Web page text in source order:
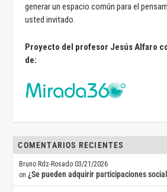
generar un espacio común para el
usted invitado.
Proyecto del profesor Jesús Alfaro
de:
COMENTARIOS RECIENTES
Bruno Rdz-Rosado 03/21/2026
on¿Se pueden adquirir participaciones